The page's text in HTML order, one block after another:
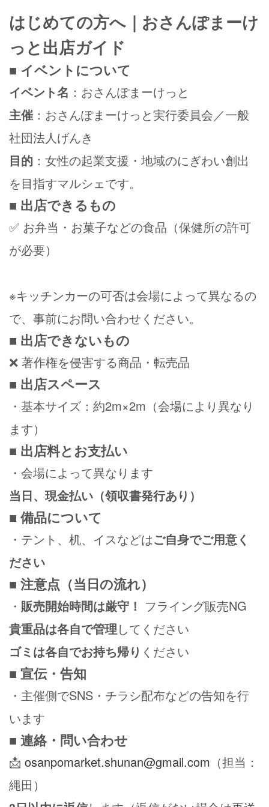
はじめての方へ｜おさんぽまーけ
っと出店ガイド
■ イベントについて
イベント名 ：おさんぽまーけっと
主催 ：おさんぽまーけっと実行委員会／一般
社団法人げんき
目的 ：女性の起業支援・地域のにぎわい創出
を目指すマルシェです。
■ 出店できるもの
✅ お弁当・お菓子などの食品（保健所の許可
が必要）
※キッチンカーの可否は会場によって異なるの
で、事前にお問い合わせください。
■ 出店できないもの
❌ 著作権を侵害する商品・転売品
■ 出店スペース
・基本サイズ：約2m×2m（会場により異なり
ます）
■ 出店料とお支払い
・会場によって異なります
当日、現金払い（領収書発行あり）
■ 備品について
・テント、机、イスなどはご自身でご用意く
ださい
■ 注意点（当日の流れ）
・ 販売開始時間は厳守！ フライング販売NG
貴重品は各自で管理してください
ゴミは各自でお持ち帰り ください
■ 宣伝・告知
・主催側でSNS・チラシ配布などの告知を行
います
■ 連絡・問い合わせ
📩 osanpomarket.shunan@gmail.com （担当：
縄田）